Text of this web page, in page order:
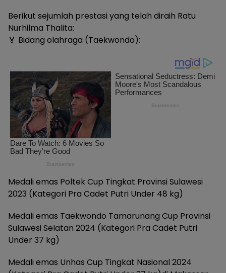
Berikut sejumlah prestasi yang telah diraih Ratu
Nurhilma Thalita:
🏅 Bidang olahraga (Taekwondo):
Medali emas Poltek Cup Tingkat Provinsi Sulawesi
2023 (Kategori Pra Cadet Putri Under 48 kg)
Medali emas Taekwondo Tamarunang Cup Provinsi
Sulawesi Selatan 2024 (Kategori Pra Cadet Putri
Under 37 kg)
Medali emas Unhas Cup Tingkat Nasional 2024